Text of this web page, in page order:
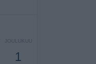
JOULUKUU
1